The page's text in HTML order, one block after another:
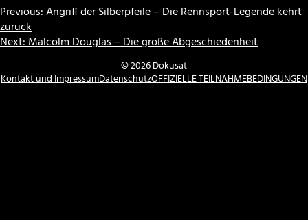
BEITRAGSNAVIGATION
Previous:Angriff der Silberpfeile – Die Rennsport-Legende kehrt
zurück
Next:Malcolm Douglas – Die große Abgeschiedenheit
© 2026 Dokusat
Kontakt und ImpressumDatenschutzOFFIZIELLE TEILNAHMEBEDINGUNGEN